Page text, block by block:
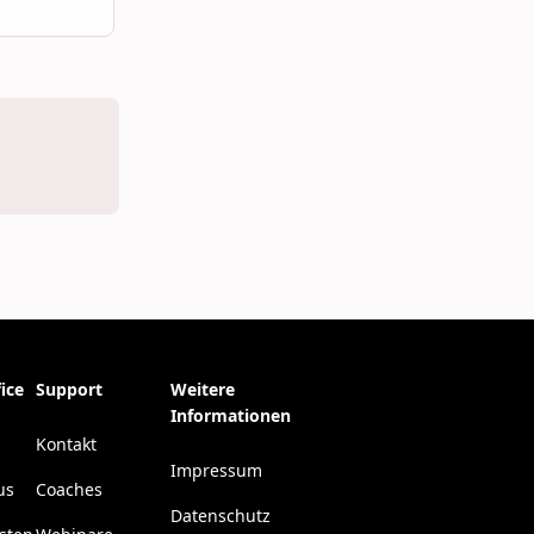
Support
Kontakt
Coaches
Weitere
Informationen
Impressum
Datenschutz